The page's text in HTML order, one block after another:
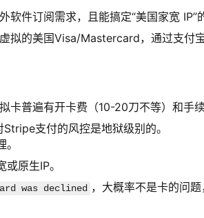
软件订阅需求，且能搞定“美国家宽 IP”
拟的美国Visa/Mastercard，通过支付
卡普遍有开卡费（10-20刀不等）和手续
支付的风控是地狱级别的。
原生IP。
was declined ，大概率不是卡的问题